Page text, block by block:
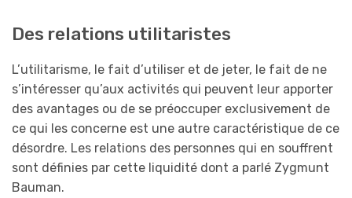
Des relations utilitaristes
L’utilitarisme, le fait d’utiliser et de jeter, le fait de ne
s’intéresser qu’aux activités qui peuvent leur apporter
des avantages ou de se préoccuper exclusivement de
ce qui les concerne est une autre caractéristique de ce
désordre. Les relations des personnes qui en souffrent
sont définies par cette liquidité dont a parlé Zygmunt
Bauman.